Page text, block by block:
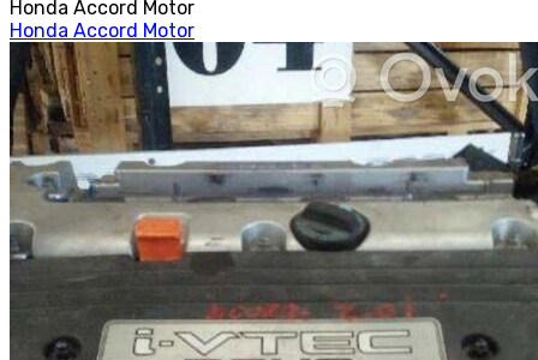
Honda Accord Motor
Honda Accord Motor